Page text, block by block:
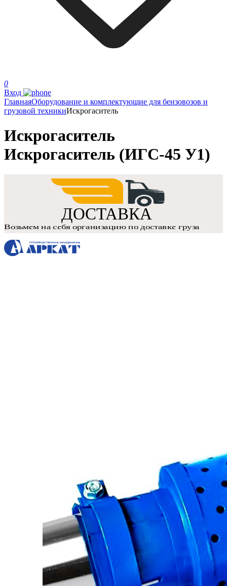
0
Вход
ГлавнаяОборудование и комплектующие для бензовозов и
грузовой техникиИскрогаситель
Искрогаситель
Искрогаситель (ИГС-45 У1)